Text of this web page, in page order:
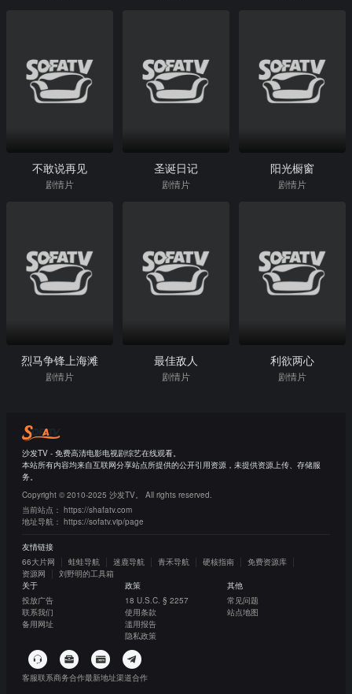
不敢说再见
剧情片
圣诞日记
剧情片
阳光橱窗
剧情片
烈马争锋上海滩
剧情片
最佳敌人
剧情片
利欲两心
剧情片
沙发TV - 免费高清电影电视剧综艺在线观看。
本站所有内容均来自互联网分享站点所提供的公开引用资源，未提供资源上传、存储服
务。
Copyright © 2010-2025 沙发TV。 All rights reserved.
当前站点： https://shafatv.com
地址导航： https://sofatv.vip/page
友情链接
66大片网
蛙蛙导航 迷鹿导航 青禾导航 硬核指南
免费资源库
资源网
刘野明的工具箱
关于
投放广告
联系我们
备用网址
政策
18 U.S.C. § 2257
使用条款
滥用报告
隐私政策
其他
常见问题
站点地图
客服联系商务合作最新地址渠道合作